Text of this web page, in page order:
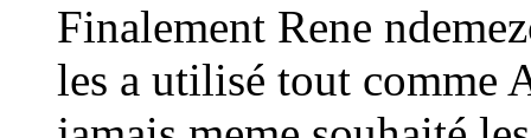
Finalement Rene
les a utilisé tout comme